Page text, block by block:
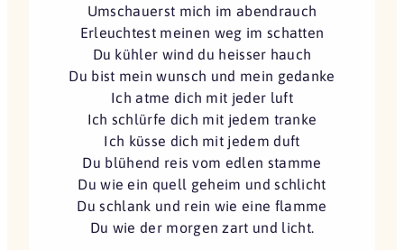
Umschauerst mich im abendrauch
Erleuchtest meinen weg im schatten
Du kühler wind du heisser hauch
Du bist mein wunsch und mein gedanke
Ich atme dich mit jeder luft
Ich schlürfe dich mit jedem tranke
Ich küsse dich mit jedem duft
Du blühend reis vom edlen stamme
Du wie ein quell geheim und schlicht
Du schlank und rein wie eine flamme
Du wie der morgen zart und licht.